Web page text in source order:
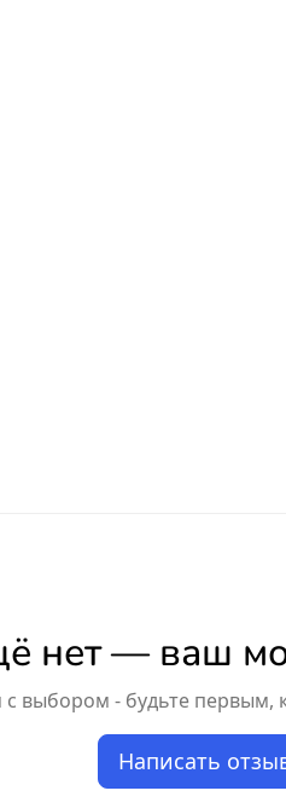
нет — ваш
выбором - будьте первым,
Написать